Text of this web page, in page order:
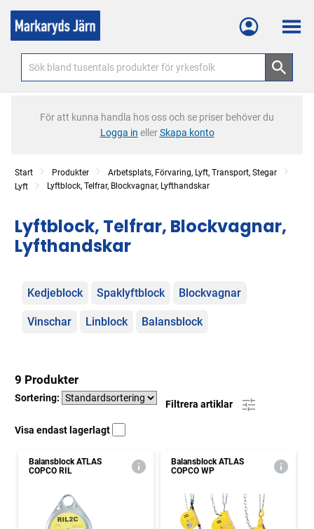
Meny
För att kunna handla hos oss och se priser behöver du
Logga in ellerSkapa konto
Start Produkter
Arbetsplats, Förvaring, Lyft, Transport, Stegar
Lyft
Lyftblock, Telfrar, Blockvagnar, Lyfthandskar
Lyftblock, Telfrar, Blockvagnar,
Lyfthandskar
Kategorier
Kedjeblock Spaklyftblock Blockvagnar
Vinschar Linblock Balansblock
9 Produkter
Sortering:
Filtrera artiklar
Visa endast lagerlagt
Balansblock ATLAS
COPCO RIL
Balansblock ATLAS
COPCO WP